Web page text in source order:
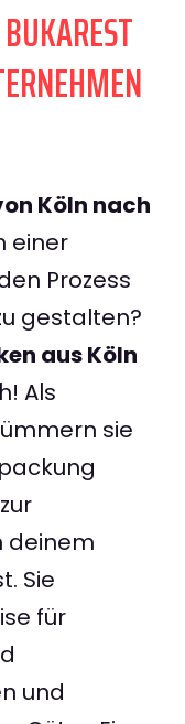
Köln nach
einer
Prozess
gestalten?
aus Köln
Als
sie
deinem
Sie
für
und